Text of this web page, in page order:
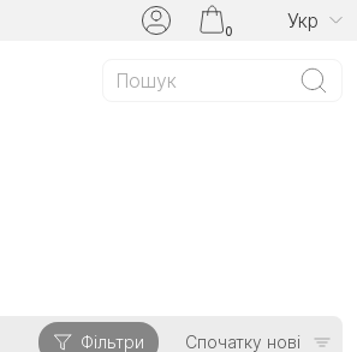
0 Укр
Фільтри Спочатку нові